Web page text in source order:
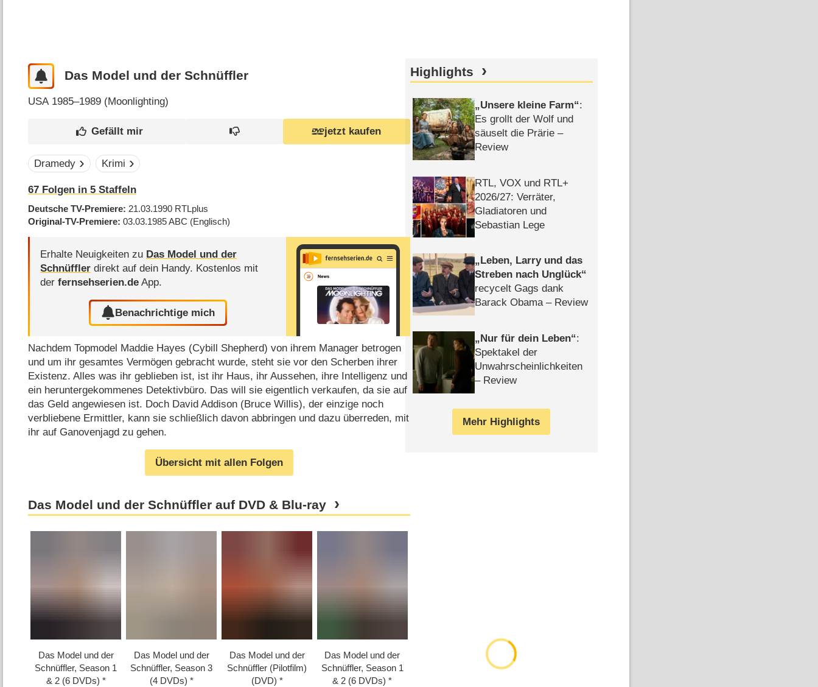
Das Model und der Schnüffler
USA 1985–1989 (Moonlighting)
jetzt kaufen
Dramedy Krimi
67 Folgen in5 Staffeln
Deutsche TV-Premiere 21.03.1990 RTLplus
Original-TV-Premiere 03.03.1985ABC (Englisch)
Erhalte Neuigkeiten zu Das Model und der
Schnüffler direkt auf dein Handy. Kostenlos mit
derfernsehserien.de App.
Benachrichtige mich
Nachdem Topmodel Maddie Hayes (Cybill Shepherd) von ihrem Manager betrogen
und um ihr gesamtes Vermögen gebracht wurde, steht sie vor den Scherben ihrer
Existenz. Alles was ihr geblieben ist, ist ihr Haus, ihr Aussehen, ihre Intelligenz und
ein heruntergekommenes Detektivbüro. Das will sie eigentlich verkaufen, da sie auf
das Geld angewiesen ist. Doch David Addison (Bruce Willis), der einzige noch
verbliebene Ermittler, kann sie schließlich davon abbringen und dazu überreden, mit
ihr auf Ganovenjagd zu gehen.
Übersicht mit allen Folgen
Das Model und der Schnüffler auf DVD & Blu-ray
Das Model und der
Schnüffler, Season 1
& 2 (6 DVDs)
Das Model und der
Schnüffler, Season 3
(4 DVDs)
Das Model und der
Schnüffler (Pilotfilm)
(DVD)
Das Model und der
Schnüffler, Season 1
& 2 (6 DVDs)
Highlights
Unsere kleine Farm :
Es grollt der Wolf und
säuselt die Prärie –
Review
RTL, VOX und RTL+
2026/​27: Verräter,
Gladiatoren und
Sebastian Lege
Leben, Larry und das
Streben nach Unglück
recycelt Gags dank
Barack Obama – Review
Nur für dein Leben :
Spektakel der
Unwahrscheinlichkeiten
– Review
Mehr Highlights